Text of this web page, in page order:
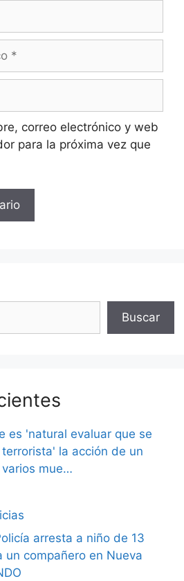
correo electrónico y web
para la próxima vez que
Buscar
es 'natural evaluar que se
la acción de un
mue…
arresta a niño de 13
un compañero en Nueva